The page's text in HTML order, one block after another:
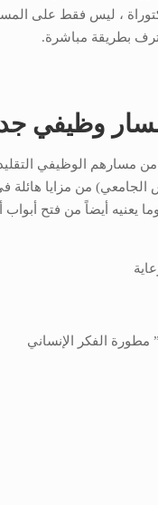
، ليس فقط على
بطريقة مباشرة.
وظيفي
مسارهم الوظيفي
من مزايا هائلة
يعنيه أيضاً من فتح
مطورة الفكر الإنساني